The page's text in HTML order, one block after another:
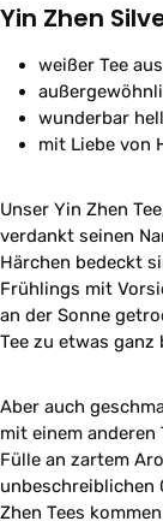
Yin Zhen
weißer Tee
wunderbar
mit Liebe von
Unser Yin Zhen
verdankt seinen
Härchen bedeckt
Frühlings mit
an der Sonne
Tee zu etwas ganz
Aber auch
mit einem anderen
Fülle an zartem
unbeschreiblichen
Zhen Tees